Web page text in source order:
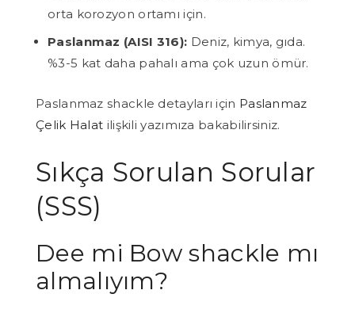
orta korozyon ortamı için.
Paslanmaz (AISI 316): Deniz, kimya, gıda.
%3-5 kat daha pahalı ama çok uzun ömür.
Paslanmaz shackle detayları için Paslanmaz
Çelik Halat ilişkili yazımıza bakabilirsiniz.
Sıkça Sorulan Sorular
(SSS)
Dee mi Bow shackle mı
almalıyım?